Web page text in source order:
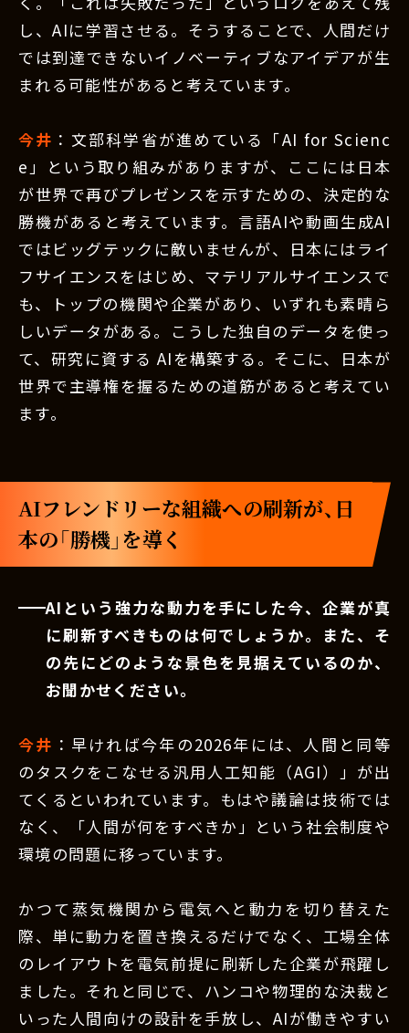
し、AIに学習させる。そうすることで、人間だけ
では到達できないイノベーティブなアイデアが生
まれる可能性があると考えています。
今井 ：文部科学省が進めている「AI for Scienc
e」という取り組みがありますが、ここには日本
が世界で再びプレゼンスを示すための、決定的な
勝機があると考えています。言語AIや動画生成AI
ではビッグテックに敵いませんが、日本にはライ
フサイエンスをはじめ、マテリアルサイエンスで
も、トップの機関や企業があり、いずれも素晴ら
しいデータがある。こうした独自のデータを使っ
て、研究に資する AIを構築する。そこに、日本が
世界で主導権を握るための道筋があると考えてい
ます。
AIフレンドリーな組織への刷新が、日
本の「勝機」を導く
AIという強力な動力を手にした今、企業が真
に刷新すべきものは何でしょうか。また、そ
の先にどのような景色を見据えているのか、
お聞かせください。
今井 ：早ければ今年の2026年には、人間と同等
のタスクをこなせる汎用人工知能（AGI）」が出
てくるといわれています。もはや議論は技術では
なく、「人間が何をすべきか」という社会制度や
環境の問題に移っています。
かつて蒸気機関から電気へと動力を切り替えた
際、単に動力を置き換えるだけでなく、工場全体
のレイアウトを電気前提に刷新した企業が飛躍し
ました。それと同じで、ハンコや物理的な決裁と
いった人間向けの設計を手放し、AIが働きやすい